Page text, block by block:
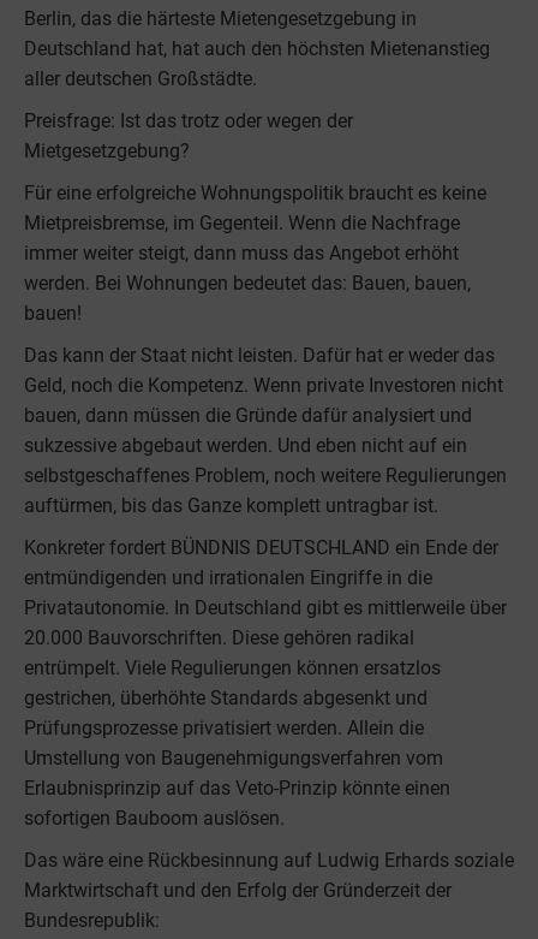
Berlin, das die härteste Mietengesetzgebung in
Deutschland hat, hat auch den höchsten Mietenanstieg
aller deutschen Großstädte.
Preisfrage: Ist das trotz oder wegen der
Mietgesetzgebung?
Für eine erfolgreiche Wohnungspolitik braucht es keine
Mietpreisbremse, im Gegenteil. Wenn die Nachfrage
immer weiter steigt, dann muss das Angebot erhöht
werden. Bei Wohnungen bedeutet das: Bauen, bauen,
bauen!
Das kann der Staat nicht leisten. Dafür hat er weder das
Geld, noch die Kompetenz. Wenn private Investoren nicht
bauen, dann müssen die Gründe dafür analysiert und
sukzessive abgebaut werden. Und eben nicht auf ein
selbstgeschaffenes Problem, noch weitere Regulierungen
auftürmen, bis das Ganze komplett untragbar ist.
Konkreter fordert BÜNDNIS DEUTSCHLAND ein Ende der
entmündigenden und irrationalen Eingriffe in die
Privatautonomie. In Deutschland gibt es mittlerweile über
20.000 Bauvorschriften. Diese gehören radikal
entrümpelt. Viele Regulierungen können ersatzlos
gestrichen, überhöhte Standards abgesenkt und
Prüfungsprozesse privatisiert werden. Allein die
Umstellung von Baugenehmigungsverfahren vom
Erlaubnisprinzip auf das Veto-Prinzip könnte einen
sofortigen Bauboom auslösen.
Das wäre eine Rückbesinnung auf Ludwig Erhards soziale
Marktwirtschaft und den Erfolg der Gründerzeit der
Bundesrepublik: